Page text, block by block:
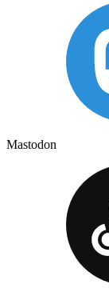
Mastodon